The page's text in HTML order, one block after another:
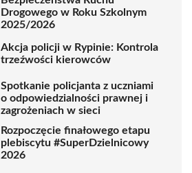
Drogowego w Roku Szkolnym
2025/2026
Akcja policji w Rypinie: Kontrola
trzeźwości kierowców
Spotkanie policjanta z uczniami
o odpowiedzialności prawnej i
zagrożeniach w sieci
Rozpoczęcie finałowego etapu
plebiscytu #SuperDzielnicowy
2026